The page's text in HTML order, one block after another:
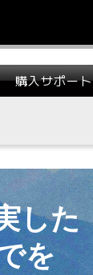
購入サポート
した
を